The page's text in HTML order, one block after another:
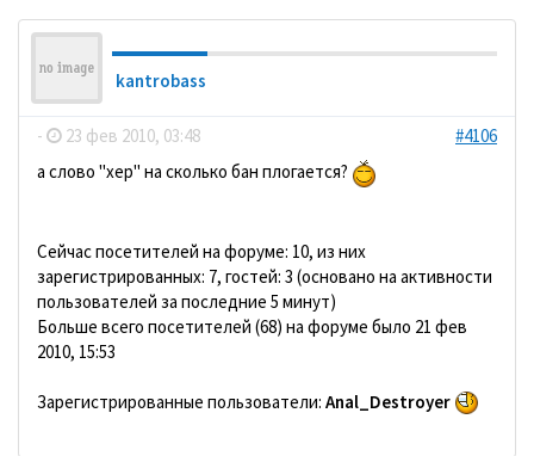
kantrobass
- 23 фев 2010, 03:48
#4106
а слово "хер" на сколько бан плогается?
Сейчас посетителей на форуме: 10, из них
зарегистрированных: 7, гостей: 3 (основано на активности
пользователей за последние 5 минут)
Больше всего посетителей (68) на форуме было 21 фев
2010, 15:53
Зарегистрированные пользователи: Anal_Destroyer